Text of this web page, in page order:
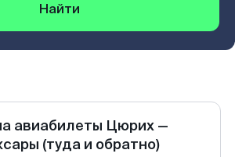
Найти
авиабилеты Цюрих—
(туда и обратно)